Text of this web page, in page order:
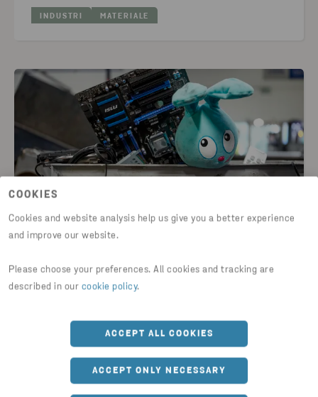
COOKIES
Cookies and website analysis help us give you a better experience
and improve our website.
Please choose your preferences. All cookies and tracking are
described in our cookie policy.
ACCEPT ALL COOKIES
ACCEPT ONLY NECESSARY
INDUSTRI MATERIALE
2025-06-10
Stena Recycling AS lanserer nytt
produsentansvarsselskap for EE-avfall
LES NYHETER
ELEKTRISK OG ELEKTRONISK AVFALL